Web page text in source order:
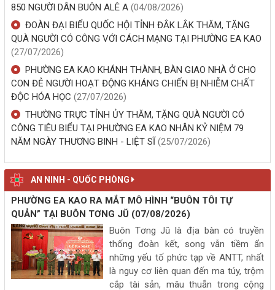
850 NGƯỜI DÂN BUÔN ALÊ A (04/08/2026)
ĐOÀN ĐẠI BIỂU QUỐC HỘI TỈNH ĐẮK LẮK THĂM, TẶNG
QUÀ NGƯỜI CÓ CÔNG VỚI CÁCH MẠNG TẠI PHƯỜNG EA KAO
(27/07/2026)
PHƯỜNG EA KAO KHÁNH THÀNH, BÀN GIAO NHÀ Ở CHO
CON ĐẺ NGƯỜI HOẠT ĐỘNG KHÁNG CHIẾN BỊ NHIỄM CHẤT
ĐỘC HÓA HỌC (27/07/2026)
THƯỜNG TRỰC TỈNH ỦY THĂM, TẶNG QUÀ NGƯỜI CÓ
CÔNG TIÊU BIỂU TẠI PHƯỜNG EA KAO NHÂN KỶ NIỆM 79
NĂM NGÀY THƯƠNG BINH - LIỆT SĨ (25/07/2026)
AN NINH - QUỐC PHÒNG
PHƯỜNG EA KAO RA MẮT MÔ HÌNH “BUÔN TÔI TỰ
QUẢN” TẠI BUÔN TƠNG JŬ (07/08/2026)
Buôn Tơng Jŭ là địa bàn có truyền
thống đoàn kết, song vẫn tiềm ẩn
những yếu tố phức tạp về ANTT, nhất
là nguy cơ liên quan đến ma túy, trộm
cắp tài sản, mâu thuẫn trong cộng